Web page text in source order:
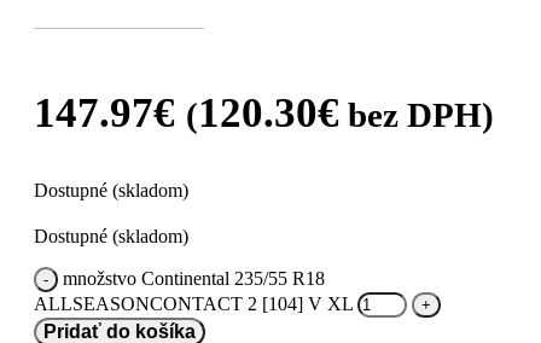
147.97€ (120.30€ bez DPH)
Dostupné (skladom)
Dostupné (skladom)
množstvo Continental 235/55 R18
ALLSEASONCONTACT 2 [104] V XL
Pridať do košíka